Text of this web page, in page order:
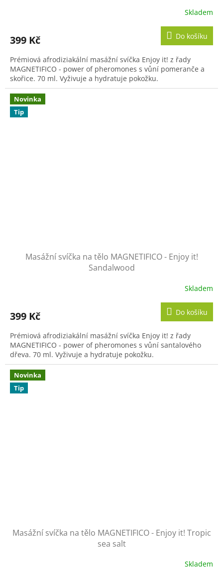
Skladem
399 Kč Do košíku
Prémiová afrodiziakální masážní svíčka Enjoy it! z řady
MAGNETIFICO - power of pheromones s vůní pomeranče a
skořice. 70 ml. Vyživuje a hydratuje pokožku.
Novinka
Tip
Masážní svíčka na tělo MAGNETIFICO - Enjoy it!
Sandalwood
je
z
5
hvězdiček.
Skladem
399 Kč Do košíku
Prémiová afrodiziakální masážní svíčka Enjoy it! z řady
MAGNETIFICO - power of pheromones s vůní santalového
dřeva. 70 ml. Vyživuje a hydratuje pokožku.
Novinka
Tip
Masážní svíčka na tělo MAGNETIFICO - Enjoy it! Tropic
sea salt
Skladem